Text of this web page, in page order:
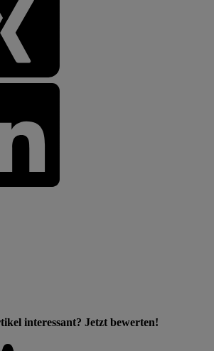
interessant? Jetzt bewerten!